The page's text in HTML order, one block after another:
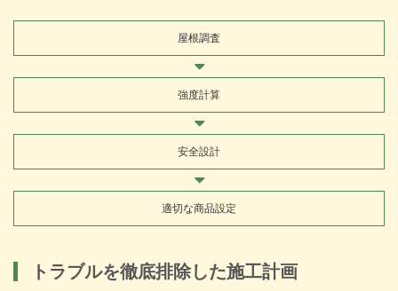
屋根調査
強度計算
安全設計
適切な商品設定
トラブルを徹底排除した施工計画